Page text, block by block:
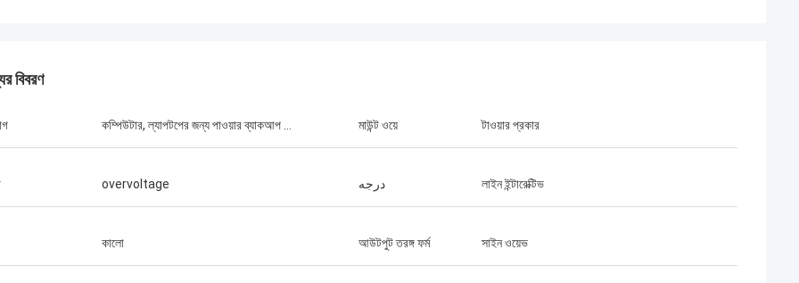
বিবরণ
কম্পিউটার, ল্যাপটপের জন্য পাওয়ার ব্যাকআপ ... মাউন্ট ওয়ে টাওয়ার প্রকার
overvoltage درجه লাইন ইন্টারেক্টিভ
কালো আউটপুট তরঙ্গ ফর্ম সাইন ওয়েভ